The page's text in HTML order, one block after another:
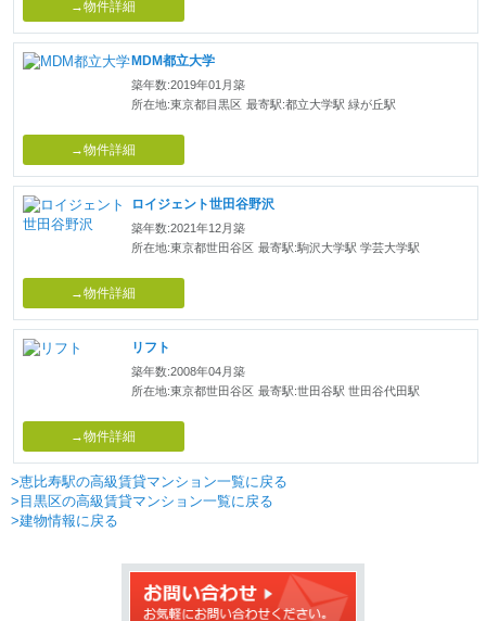
→物件詳細
MDM都立大学
築年数:2019年01月築
所在地:東京都目黒区 最寄駅:都立大学駅 緑が丘駅
→物件詳細
ロイジェント世田谷野沢
築年数:2021年12月築
所在地:東京都世田谷区 最寄駅:駒沢大学駅 学芸大学駅
→物件詳細
リフト
築年数:2008年04月築
所在地:東京都世田谷区 最寄駅:世田谷駅 世田谷代田駅
→物件詳細
>恵比寿駅の高級賃貸マンション一覧に戻る
>目黒区の高級賃貸マンション一覧に戻る
>建物情報に戻る